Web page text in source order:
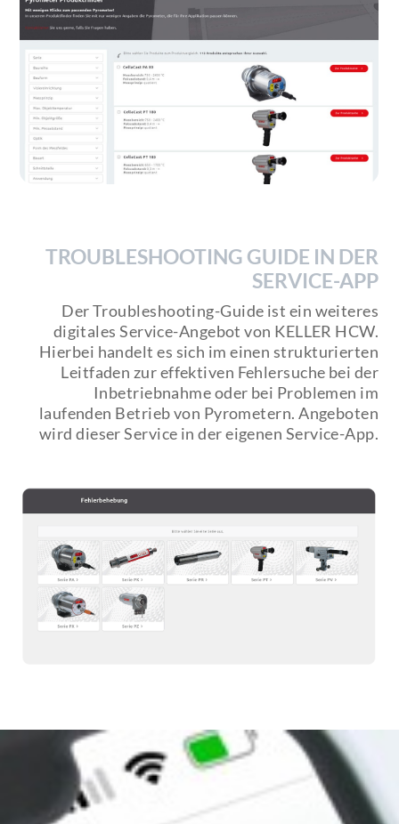
TROUBLESHOOTING GUIDE IN DER
SERVICE-APP
Der Troubleshooting-Guide ist ein weiteres
digitales Service-Angebot von KELLER HCW.
Hierbei handelt es sich im einen strukturierten
Leitfaden zur effektiven Fehlersuche bei der
Inbetriebnahme oder bei Problemen im
laufenden Betrieb von Pyrometern. Angeboten
wird dieser Service in der eigenen Service-App.